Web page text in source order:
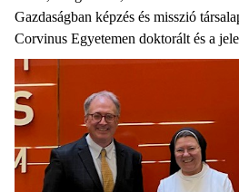
Gazdaságban képzés és misszió
Corvinus Egyetemen doktorált és a